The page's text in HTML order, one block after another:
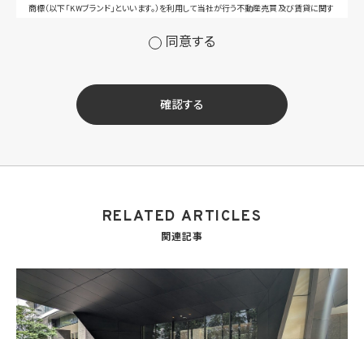
商標（以下「KWブランド」といいます。）を利用して当社が行う不動産売買及び賃貸に関す
せ等への対応のため
(3) 当社の商品、サービス等のご案内のため
(4) 当社サービスに関する当社の規約、ポリシー等（以下「規約等」といいます。）に違反す
る行為に対する対応のため
も外国に所在する場合を含みます。）に対し個人情報（(i)当社サービスにおける顧客に関
ため。なお、KWエージェントとは、KW加盟店の業務に従事する個人を意味します。また、
(8) 当社サービスを介して販売等が行われる物件に関する情報について、当社、KWライ
センサー、その他KWブランドを利用して事業を行う事業者のポータルサイト、ウェブ広
告、その他インターネット上において公開するため
(9) 雇用管理及び社内手続のため（役職員の個人情報について）、並びに人材採用活動
における選考及び連絡のため（応募者の個人情報について）
同意する
確認する
RELATED ARTICLES
関連記事